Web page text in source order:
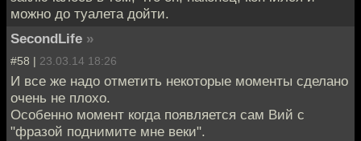
можно до туалета дойти.
SecondLife »
#58 | 23.03.14 18:26
И все же надо отметить некоторые моменты сделано
очень не плохо.
Особенно момент когда появляется сам Вий с
"фразой поднимите мне веки".